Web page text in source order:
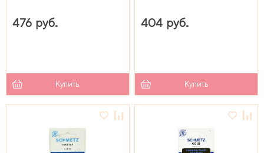
476 руб.
Купить
404 руб.
Купить